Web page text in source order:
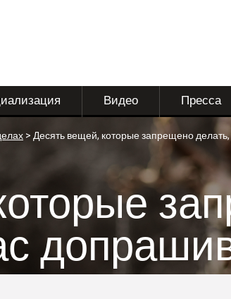
Видео Пресса
>Десять вещей, которые запрещено